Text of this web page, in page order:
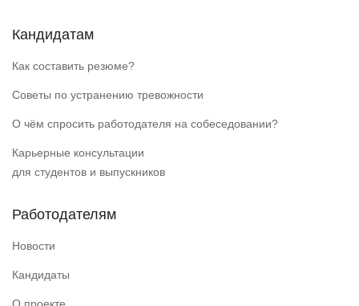
Кандидатам
Как составить резюме?
Советы по устранению тревожности
О чём спросить работодателя на собеседовании?
Карьерные консультации
для студентов и выпускников
Работодателям
Новости
Кандидаты